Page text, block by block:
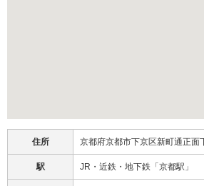
住所 京都府京都市下京区新町通正
駅 JR・近鉄・地下鉄「京都駅」